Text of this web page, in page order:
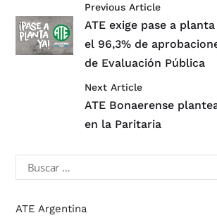
Previous Article
ATE exige pase a
el 96,3% de
de Evaluación Pública
Next Article
ATE Bonaerense
en la Paritaria
ATE Argentina